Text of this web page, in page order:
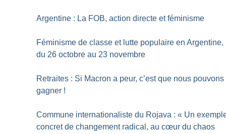
Argentine : La FOB, action directe et féminisme
Féminisme de classe et lutte populaire en Argentine,
du 26 octobre au 23 novembre
Retraites : Si Macron a peur, c’est que nous pouvons
gagner !
Commune internationaliste du Rojava : « Un
concret de changement radical, au cœur du chaos